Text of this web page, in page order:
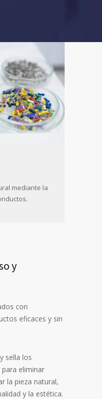
mediante la
y
con
eficaces y sin
sella los
eliminar
la pieza natural,
y la estética.